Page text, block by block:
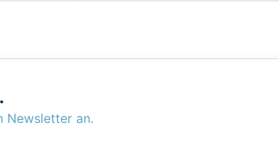
Newsletter an.